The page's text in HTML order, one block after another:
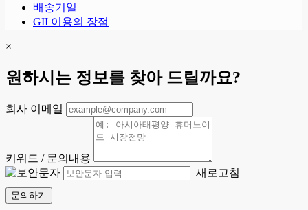
배송기일
GII 이용의 장점
×
원하시는 정보를 찾아 드릴까요?
회사 이메일
키워드 / 문의내용
새로고침
문의하기